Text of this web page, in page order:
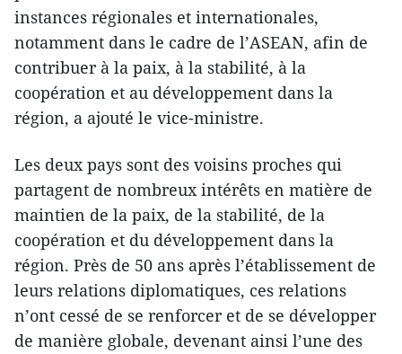
instances régionales et internationales,
notamment dans le cadre de l’ASEAN, afin de
contribuer à la paix, à la stabilité, à la
coopération et au développement dans la
région, a ajouté le vice-ministre.
Les deux pays sont des voisins proches qui
partagent de nombreux intérêts en matière de
maintien de la paix, de la stabilité, de la
coopération et du développement dans la
région. Près de 50 ans après l’établissement de
leurs relations diplomatiques, ces relations
n’ont cessé de se renforcer et de se développer
de manière globale, devenant ainsi l’une des